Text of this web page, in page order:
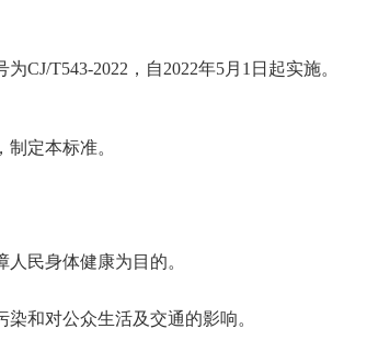
CJ/T543-2022，自2022年5月1日起实施。
定本标准。
民身体健康为目的。
和对公众生活及交通的影响。